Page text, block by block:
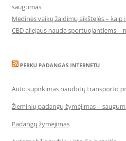
saugumas
Medinės vaikų žaidimų aikštelės – kaip
CBD aliejaus nauda sportuojantiems –
PERKU PADANGAS INTERNETU
Auto supirkimas naudotų transporto
Žieminių padangų žymėjimas –
Padangų žymėjimas